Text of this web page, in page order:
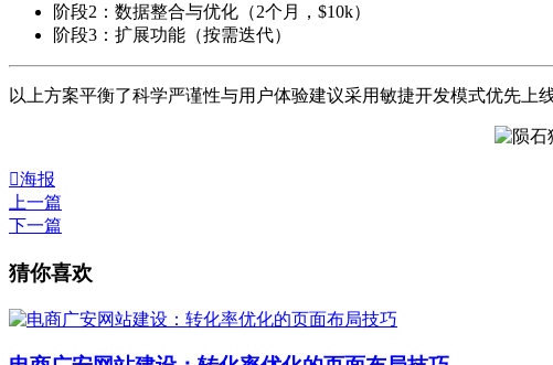
阶段2：数据整合与优化（2个月，$10k）
阶段3：扩展功能（按需迭代）
以上方案平衡了科学严谨性与用户体验建议采用敏捷开发模式优先上
海报
上一篇
下一篇
猜你喜欢